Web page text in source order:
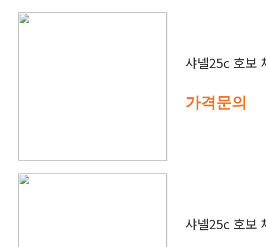
샤넬25c 호보
가격문의
샤넬25c 호보